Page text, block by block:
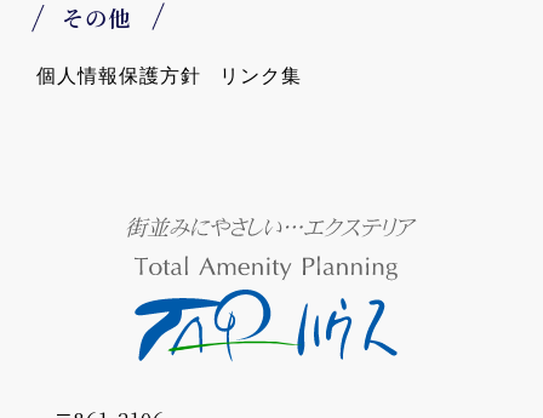
その他
個人情報保護方針 リンク集